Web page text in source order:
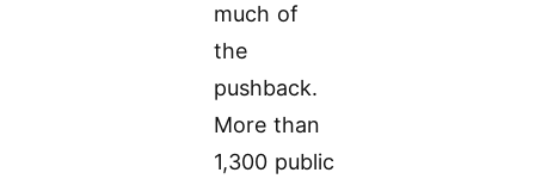
much of
the
pushback.
More than
1,300 public